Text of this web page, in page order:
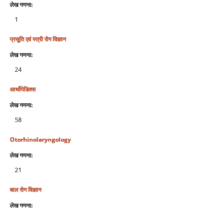
लेख गणना:
1
प्रसूति एवं स्‍त्री रोग विज्ञान
लेख गणना:
24
आर्थोपेडिक्स
लेख गणना:
58
Otorhinolaryngology
लेख गणना:
21
बाल रोग विज्ञान
लेख गणना: